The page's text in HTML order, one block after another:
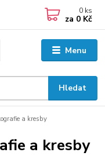
Menu
Hledat
0 ks
za 0 Kč
a kresby
a kresby